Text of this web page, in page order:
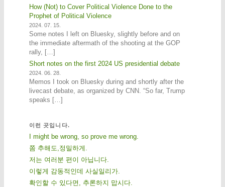
How (Not) to Cover Political Violence Done to the
Prophet of Political Violence
2024. 07. 15.
Some notes I left on Bluesky, slightly before and on
the immediate aftermath of the shooting at the GOP
rally, […]
Short notes on the first 2024 US presidential debate
2024. 06. 28.
Memos I took on Bluesky during and shortly after the
livecast debate, as organized by CNN. “So far, Trump
speaks […]
이런 곳입니다.
I might be wrong, so prove me wrong.
쫌 추해도,정밀하게.
저는 여러분 편이 아닙니다.
이렇게 감동적인데 사실일리가.
확인할 수 있다면, 추론하지 맙시다.